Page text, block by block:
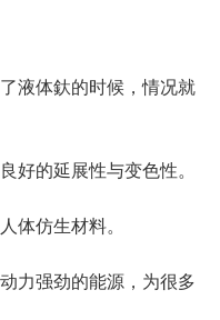
体釱的时候，情况就
的延展性与变色性。
仿生材料。
强劲的能源，为很多